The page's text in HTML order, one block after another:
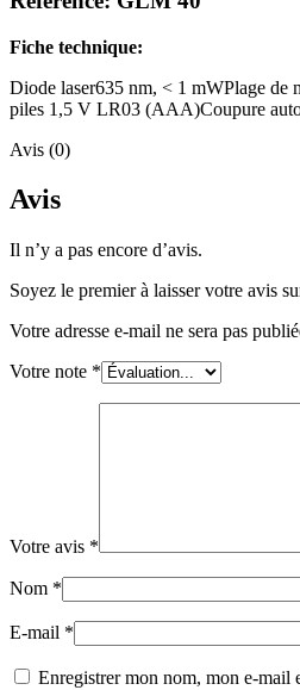
Fiche technique:
Diode laser635 nm, < 1 mWPlage de
piles 1,5 V LR03 (AAA)Coupure
Avis (0)
Avis
Il n’y a pas encore d’avis.
Soyez le premier à laisser votre avis
Votre adresse e-mail ne sera pas
Votre note *
Votre avis *
Nom *
E-mail *
Enregistrer mon nom, mon e-mail